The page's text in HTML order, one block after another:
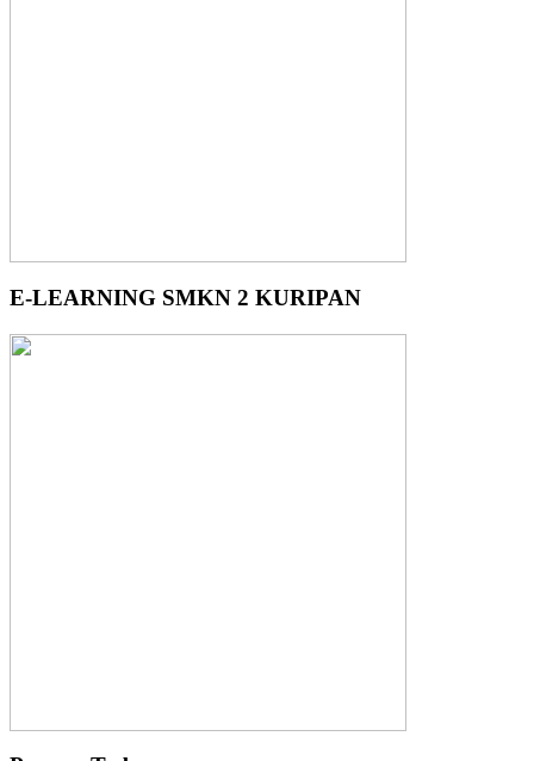
E-LEARNING SMKN 2 KURIPAN